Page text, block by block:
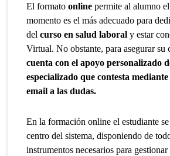
El formato online permite al alumno
momento es el más adecuado para
delcurso en salud laboral y estar
Virtual. No obstante, para asegurar su
cuenta con el apoyo personalizado
especializado que contesta
email a las dudas.
En la formación online el estudiante
centro del sistema, disponiendo de
instrumentos necesarios para